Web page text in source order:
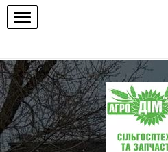
ПП
"Агродім-
центр"
-
продаж